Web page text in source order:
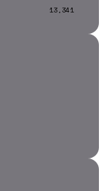
13,341